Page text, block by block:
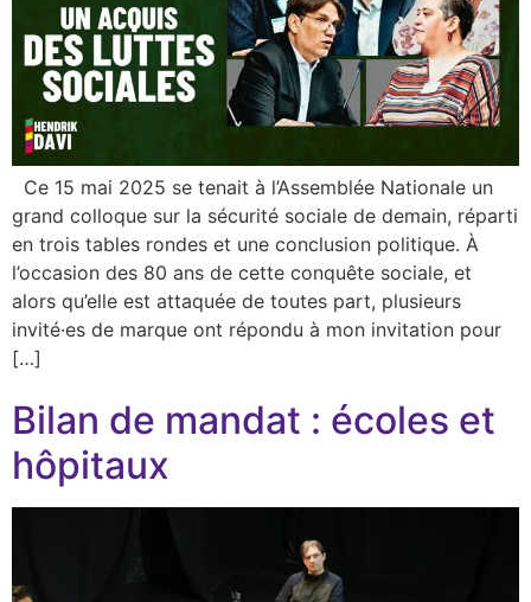
Ce 15 mai 2025 se tenait à l’Assemblée Nationale un
grand colloque sur la sécurité sociale de demain, réparti
en trois tables rondes et une conclusion politique. À
l’occasion des 80 ans de cette conquête sociale, et
alors qu’elle est attaquée de toutes part, plusieurs
invité·es de marque ont répondu à mon invitation pour
[…]
Bilan de mandat : écoles et
hôpitaux